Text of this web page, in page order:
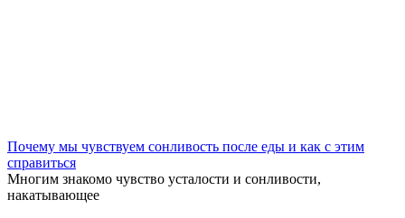
Почему мы чувствуем сонливость после еды и как с этим
справиться
Многим знакомо чувство усталости и сонливости,
накатывающее